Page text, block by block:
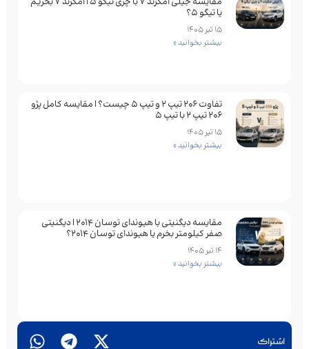
اشتراک
یا تیگو 5؟
15 تیر 1405
بیشتر بخوانید »
تفاوت ۲۰۶ تیپ ۲ و تیپ ۵ چیست؟ | مقایسه کامل پژو
۲۰۶ تیپ ۲ با تیپ ۵
15 تیر 1405
بیشتر بخوانید »
مقایسه دیگنیتی با هیوندای توسان 2014 | دیگنیتی
صفر کیلومتر بخرم یا هیوندای توسان 2014؟
14 تیر 1405
بیشتر بخوانید »